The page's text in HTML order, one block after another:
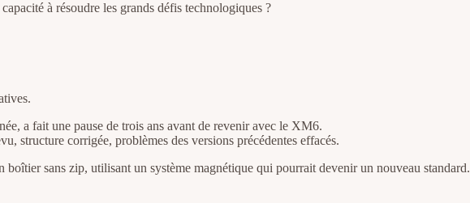
à résoudre les grands défis technologiques ?
a fait une pause de trois ans avant de revenir avec le XM6.
structure corrigée, problèmes des versions précédentes effacés.
sans zip, utilisant un système magnétique qui pourrait devenir un nouveau standard.